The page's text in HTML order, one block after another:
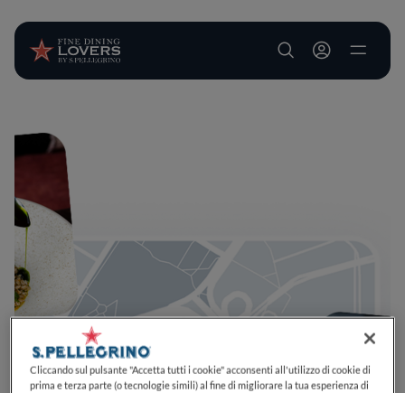
User account
Cliccando sul pulsante "Accetta tutti i cookie" acconsenti all'utilizzo di cookie di
prima e terza parte (o tecnologie simili) al fine di migliorare la tua esperienza di